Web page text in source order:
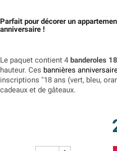
Parfait pour décorer un
anniversaire !
Le paquet contient 4 banderoles
hauteur. Ces bannières
inscriptions "18 ans (vert, bleu,
cadeaux et de gâteaux.